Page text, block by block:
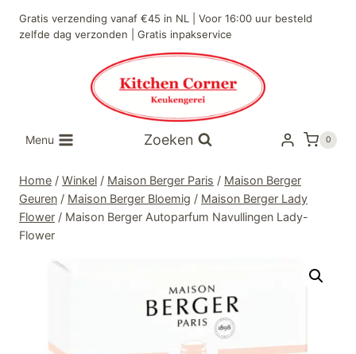
naar
Gratis verzending vanaf €45 in NL | Voor 16:00 uur besteld
zelfde dag verzonden | Gratis inpakservice
Menu Zoeken 0
Home / Winkel / Maison Berger Paris / Maison Berger
Geuren / Maison Berger Bloemig / Maison Berger Lady
Flower / Maison Berger Autoparfum Navullingen Lady-
Flower